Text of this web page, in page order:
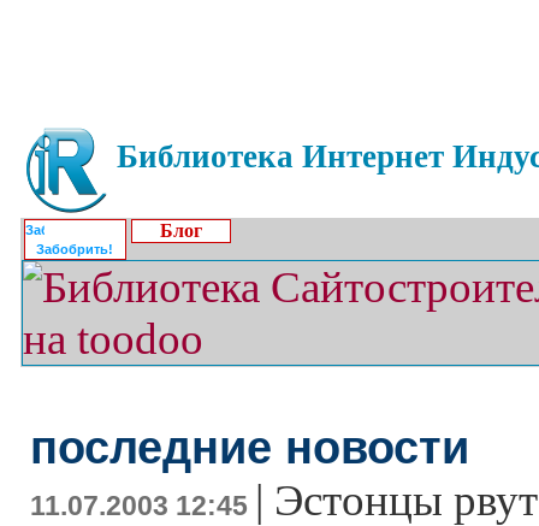
Библиотека Интернет
Забобрить!
Блог
последние новости
11.07.2003 12:45 | Эстонцы